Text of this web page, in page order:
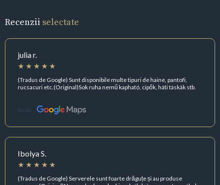
Recenzii selectate
julia r.
(Tradus de Google) Sunt disponibile multe tipuri de haine, pantofi,
rucsacuri etc.(Original)Sok ruha nemű kapható, cipők, háti táskák stb.
Sursă:
Ibolya S.
(Tradus de Google) Serverele sunt foarte drăguțe și au produse